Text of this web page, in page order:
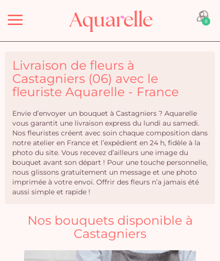
Menu 0
Livraison de fleurs à
Castagniers (06) avec le
fleuriste Aquarelle - France
Envie d’envoyer un bouquet à Castagniers ? Aquarelle
vous garantit une livraison express du lundi au samedi.
Nos fleuristes créent avec soin chaque composition dans
notre atelier en France et l’expédient en 24 h, fidèle à la
photo du site. Vous recevez d’ailleurs une image du
bouquet avant son départ ! Pour une touche personnelle,
nous glissons gratuitement un message et une photo
imprimée à votre envoi. Offrir des fleurs n’a jamais été
aussi simple et rapide !
Nos bouquets disponible à
Castagniers